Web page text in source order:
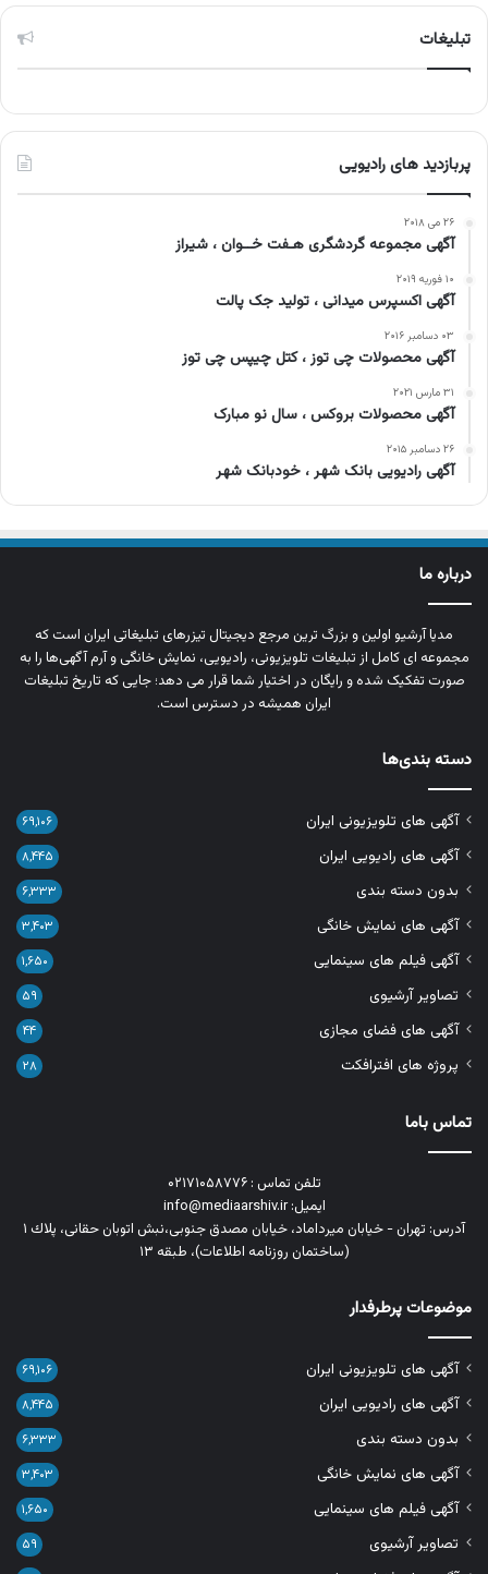
تبلیغات
پربازدید های رادیویی
۲۶ می ۲۰۱۸
آگهی مجموعه گردشگری هـفت خــوان ، شیراز
۱۰ فوریه ۲۰۱۹
آگهی اکسپرس میدانی ، تولید جک پالت
۰۳ دسامبر ۲۰۱۶
آگهی محصولات چی توز ، کتل چیپس چی توز
۳۱ مارس ۲۰۲۱
آگهی محصولات بروکس ، سال نو مبارک
۲۶ دسامبر ۲۰۱۵
آگهی رادیویی بانک شهر ، خودبانک شهر
درباره ما
مدیا آرشیو اولین و بزرگ‌ ترین مرجع دیجیتال تیزرهای تبلیغاتی ایران است که
مجموعه‌ ای کامل از تبلیغات تلویزیونی، رادیویی، نمایش خانگی و آرم‌ آگهی‌ها را به‌
صورت تفکیک‌ شده و رایگان در اختیار شما قرار می‌ دهد؛ جایی که تاریخ تبلیغات
ایران همیشه در دسترس است.
دسته بندی‌ها
آگهی های تلویزیونی ایران ۶۹,۱۰۶
آگهی های رادیویی ایران ۸,۴۴۵
بدون دسته بندی ۶,۳۳۳
آگهی های نمایش خانگی ۳,۴۰۳
آگهی فیلم های سینمایی ۱,۶۵۰
تصاویر آرشیوی ۵۹
آگهی های فضای مجازی ۴۴
پروژه های افترافکت ۲۸
تماس باما
تلفن تماس : ۰۲۱۷۱۰۵۸۷۷۶
ایمیل: info@mediaarshiv.ir
آدرس: تهران - خیابان میرداماد، خیابان مصدق جنوبی،نبش اتوبان حقانی، پلاك ١
(ساختمان روزنامه اطلاعات)، طبقه ۱۳
موضوعات پرطرفدار
آگهی های تلویزیونی ایران ۶۹,۱۰۶
آگهی های رادیویی ایران ۸,۴۴۵
بدون دسته بندی ۶,۳۳۳
آگهی های نمایش خانگی ۳,۴۰۳
آگهی فیلم های سینمایی ۱,۶۵۰
تصاویر آرشیوی ۵۹